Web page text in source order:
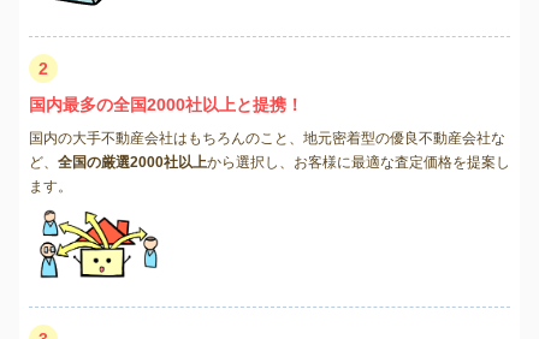
2
国内最多の全国2000社以上と提携！
国内の大手不動産会社はもちろんのこと、地元密着型の優良不動産会社な
ど、 全国の厳選2000社以上から選択し、お客様に最適な査定価格を提案し
ます。